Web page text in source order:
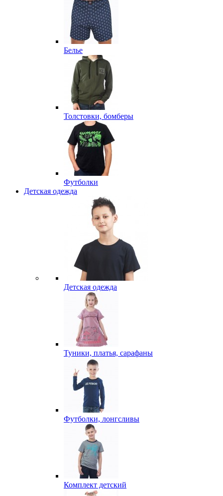
Белье
Толстовки, бомберы
Футболки
Детская одежда
Детская одежда
Туники, платья, сарафаны
Футболки, лонгсливы
Комплект детский